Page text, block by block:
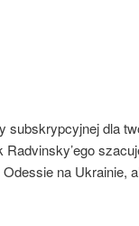
subskrypcyjnej dla
Radvinsky’ego
na Ukrainie,